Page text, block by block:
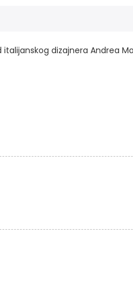
dizajnera Andrea